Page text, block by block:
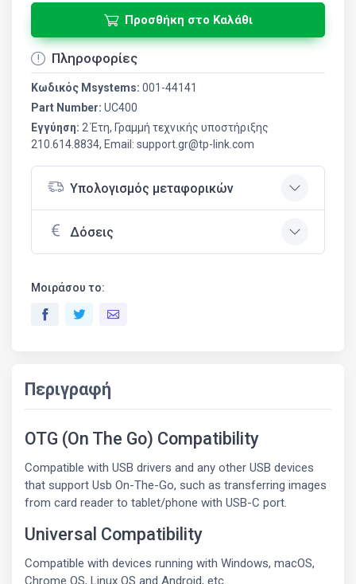
Προσθήκη στο Καλάθι
Πληροφορίες
Κωδικός Msystems: 001-44141
Part Number: UC400
Εγγύηση: 2 Έτη, Γραμμή τεχνικής υποστήριξης
210.614.8834, Email: support.gr@tp-link.com
Υπολογισμός μεταφορικών
Δόσεις
Μοιράσου το:
Περιγραφή
OTG (On The Go) Compatibility
Compatible with USB drivers and any other USB devices
that support Usb On-The-Go, such as transferring images
from card reader to tablet/phone with USB-C port.
Universal Compatibility
Compatible with devices running with Windows, macOS,
Chrome OS, Linux OS and Android, etc.